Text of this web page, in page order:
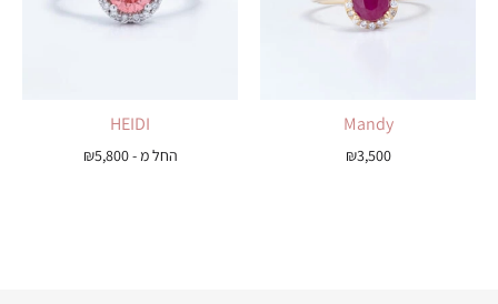
Mandy
₪3,500
HEIDI
החל מ - ₪5,800